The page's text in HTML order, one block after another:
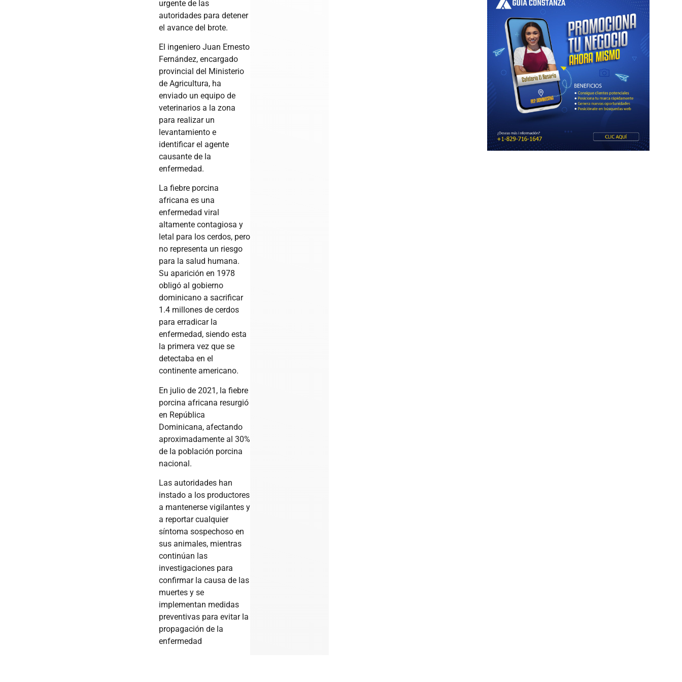
urgente de las
autoridades para detener
el avance del brote.
El ingeniero Juan Ernesto
Fernández, encargado
provincial del Ministerio
de Agricultura, ha
enviado un equipo de
veterinarios a la zona
para realizar un
levantamiento e
identificar el agente
causante de la
enfermedad. ​
La fiebre porcina
africana es una
enfermedad viral
altamente contagiosa y
letal para los cerdos, pero
no representa un riesgo
para la salud humana.
Su aparición en 1978
obligó al gobierno
dominicano a sacrificar
1.4 millones de cerdos
para erradicar la
enfermedad, siendo esta
la primera vez que se
detectaba en el
continente americano. ​
En julio de 2021, la fiebre
porcina africana resurgió
en República
Dominicana, afectando
aproximadamente al 30%
de la población porcina
nacional.
Las autoridades han
instado a los productores
a mantenerse vigilantes y
a reportar cualquier
síntoma sospechoso en
sus animales, mientras
continúan las
investigaciones para
confirmar la causa de las
muertes y se
implementan medidas
preventivas para evitar la
propagación de la
enfermedad